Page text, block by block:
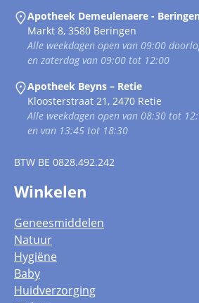
Apotheek Demeulenaere -
Markt 8, 3580 Beringen
Alle weekdagen open van 09:00
en zaterdag van 09:00 tot 12:00
Apotheek Beyns – Retie
Kloosterstraat 21, 2470 Retie
Alle weekdagen open van 08:30 tot
en van 13:45 tot 18:30
BTW BE 0828.492.242
Winkelen
Geneesmiddelen
Natuur
Hygiëne
Baby
Huidverzorging